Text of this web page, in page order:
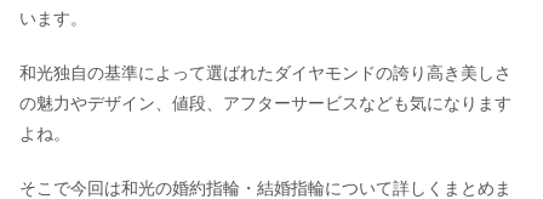
います。
和光独自の基準によって選ばれたダイヤモンドの誇り高き美しさ
の魅力やデザイン、値段、アフターサービスなども気になります
よね。
そこで今回は和光の婚約指輪・結婚指輪について詳しくまとめま